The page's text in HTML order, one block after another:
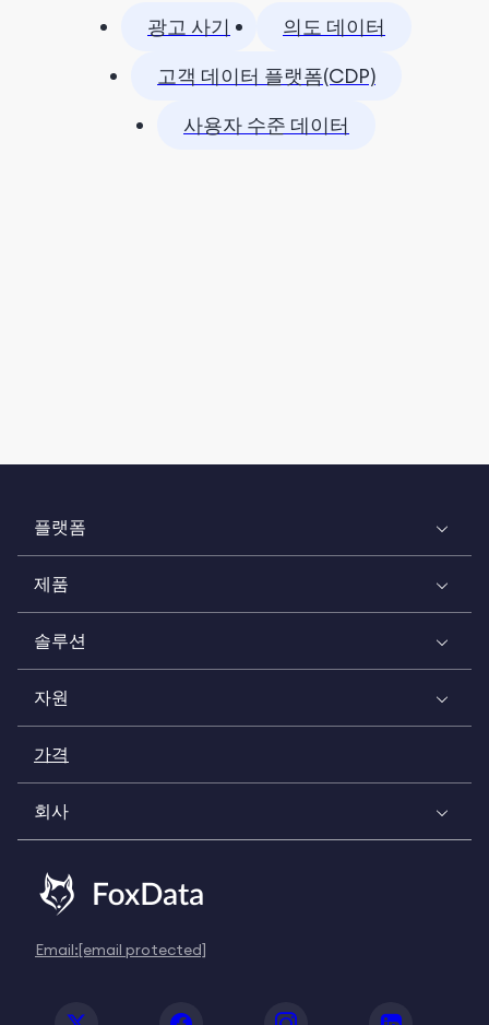
광고 사기
의도 데이터
고객 데이터 플랫폼(CDP)
사용자 수준 데이터
플랫폼
제품
솔루션
자원
가격
회사
Email:[email protected]